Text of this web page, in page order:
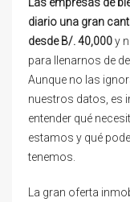
diario una gran
desde B/. 40,000y
para llenarnos de
Aunque no las
nuestros datos, es
entender qué
estamos y qué
tenemos.
La gran oferta